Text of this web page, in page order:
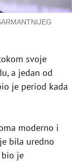
svoje
a jedan od
je period kada
moderno i
bila uredno
je